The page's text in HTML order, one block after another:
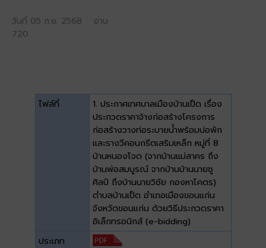
วันที่ 05 ก.ย. 2568 อ่าน
720
ไฟล์ที่
1. ประกาศเทศบาลเมืองบ้านเป็ด เรื่อง
ประกวดราคาจ้างก่อสร้างโครงการ
ก่อสร้างวางท่อระบายน้ำพร้อมบ่อพัก
และรางวีคอนกรีตเสริมเหล็ก หมู่ที่ 8
บ้านหนองโจด (จากบ้านแม่สาคร ถึง
บ้านพ่อสมบูรณ์ จากบ้านบ้านนายชู
ศิลป์ ถึงบ้านนายวิชัย กองหาโคตร)
ตำบลบ้านเป็ด อำเภอเมืองขอนแก่น
จังหวัดขอนแก่น ด้วยวิธีประกวดราคา
อิเล็กทรอนิกส์ (e-bidding)
ประเภท